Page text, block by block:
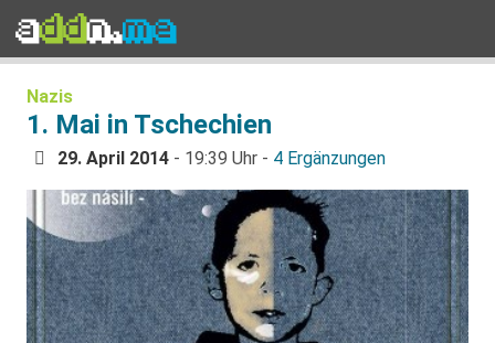
Nazis
1. Mai in Tschechien
29. April 2014 - 19:39 Uhr - 4 Ergänzungen